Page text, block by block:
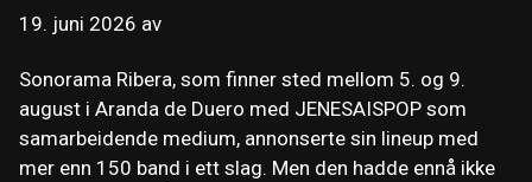
19. juni 2026 av
Sonorama Ribera, som finner sted mellom 5. og 9.
august i Aranda de Duero med JENESAISPOP som
samarbeidende medium, annonserte sin lineup med
mer enn 150 band i ett slag. Men den hadde ennå ikke